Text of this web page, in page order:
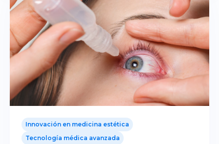
Innovación en medicina estética
Tecnología médica avanzada